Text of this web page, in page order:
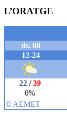
L’ORATGE